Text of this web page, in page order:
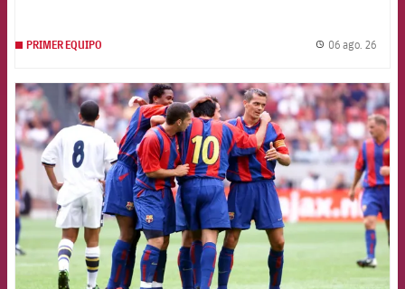
PRIMER EQUIPO 06 ago. 26
FCB Barcelona badge